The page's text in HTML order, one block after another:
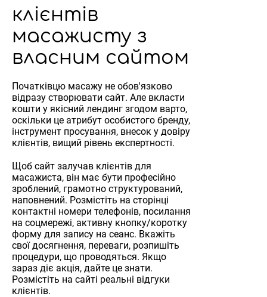
клієнтів
масажисту з
власним сайтом
Початківцю масажу не обов'язково
відразу створювати сайт. Але вкласти
кошти у якісний лендинг згодом варто,
оскільки це атрибут особистого бренду,
інструмент просування, внесок у довіру
клієнтів, вищий рівень експертності.
Щоб сайт залучав клієнтів для
масажиста, він має бути професійно
зроблений, грамотно структурований,
наповнений. Розмістіть на сторінці
контактні номери телефонів, посилання
на соцмережі, активну кнопку/коротку
форму для запису на сеанс. Вкажіть
свої досягнення, переваги, розпишіть
процедури, що проводяться. Якщо
зараз діє акція, дайте це знати.
Розмістіть на сайті реальні відгуки
клієнтів.